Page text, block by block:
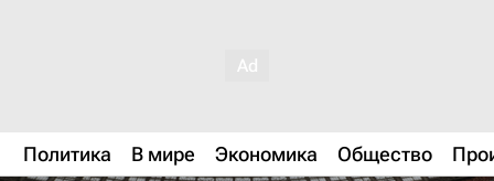
Политика В мире Экономика Общество